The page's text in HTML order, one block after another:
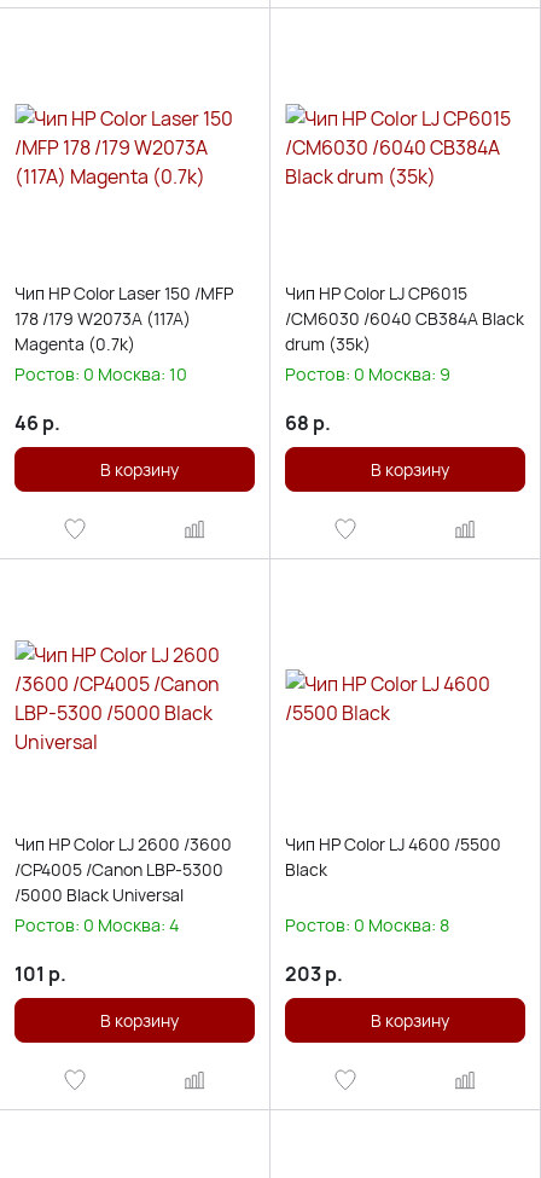
Чип HP Color Laser 150 /MFP
178 /179 W2073A (117A)
Magenta (0.7k)
Ростов: 0 Москва: 10
46 р.
В корзину
Чип HP Color LJ CP6015
/CM6030 /6040 CB384A Black
drum (35k)
Ростов: 0 Москва: 9
68 р.
В корзину
Чип HP Color LJ 2600 /3600
/CP4005 /Canon LBP-5300
/5000 Black Universal
Ростов: 0 Москва: 4
101 р.
В корзину
Чип HP Color LJ 4600 /5500
Black
Ростов: 0 Москва: 8
203р.
В корзину